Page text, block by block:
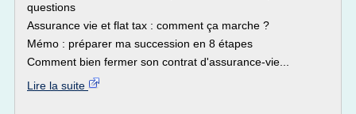
questions
Assurance vie et flat tax : comment ça marche ?
Mémo : préparer ma succession en 8 étapes
Comment bien fermer son contrat d'assurance-vie...
Lire la suite